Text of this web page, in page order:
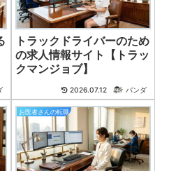
トラックドライバーのため
の求人情報サイト【トラッ
クマンジョブ】
2026.07.12 パンダ
お医者さんの転職